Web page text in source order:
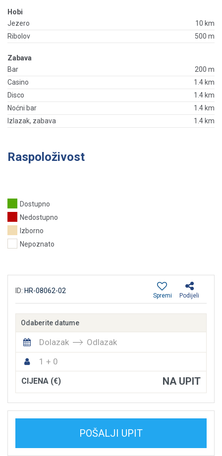
Hobi
Jezero
10 km
Ribolov
500 m
Zabava
Bar
200 m
Casino
1.4 km
Disco
1.4 km
Noćni bar
1.4 km
Izlazak, zabava
1.4 km
Raspoloživost
Dostupno
Nedostupno
Izborno
Nepoznato
ID: HR-08062-02
Podijeli
Spremi
Odaberite datume
Dolazak
Odlazak
1 + 0
CIJENA (€) NA UPIT
POŠALJI UPIT